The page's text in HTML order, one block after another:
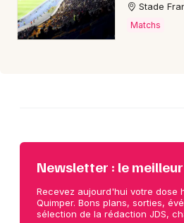
Stade
Matchs
Newsletter : le
Recevez aujourd'hui votre dose
Quimper. Bons plans, sorties,
sélection de la rédaction JDS,